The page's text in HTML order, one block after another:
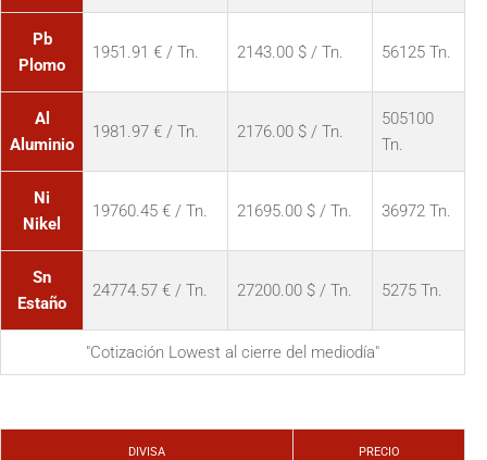
Pb
Plomo
1951.91 € / Tn. 2143.00 $ / Tn. 56125 Tn.
Al
Aluminio
1981.97 € / Tn. 2176.00 $ / Tn.
505100
Tn.
Ni
Nikel
19760.45 € / Tn. 21695.00 $ / Tn. 36972 Tn.
Sn
Estaño
24774.57 € / Tn. 27200.00 $ / Tn. 5275 Tn.
"Cotización Lowest al cierre del mediodía"
DIVISA PRECIO